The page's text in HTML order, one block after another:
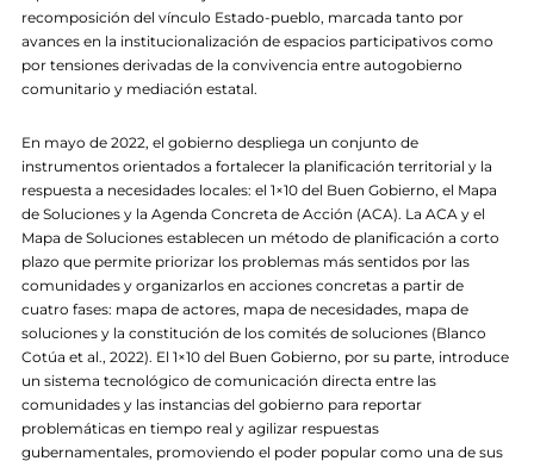
recomposición del vínculo Estado-pueblo, marcada tanto por
avances en la institucionalización de espacios participativos como
por tensiones derivadas de la convivencia entre autogobierno
comunitario y mediación estatal.
En mayo de 2022, el gobierno despliega un conjunto de
instrumentos orientados a fortalecer la planificación territorial y la
respuesta a necesidades locales: el 1×10 del Buen Gobierno, el Mapa
de Soluciones y la Agenda Concreta de Acción (ACA). La ACA y el
Mapa de Soluciones establecen un método de planificación a corto
plazo que permite priorizar los problemas más sentidos por las
comunidades y organizarlos en acciones concretas a partir de
cuatro fases: mapa de actores, mapa de necesidades, mapa de
soluciones y la constitución de los comités de soluciones (Blanco
Cotúa et al., 2022). El 1×10 del Buen Gobierno, por su parte, introduce
un sistema tecnológico de comunicación directa entre las
comunidades y las instancias del gobierno para reportar
problemáticas en tiempo real y agilizar respuestas
gubernamentales, promoviendo el poder popular como una de sus